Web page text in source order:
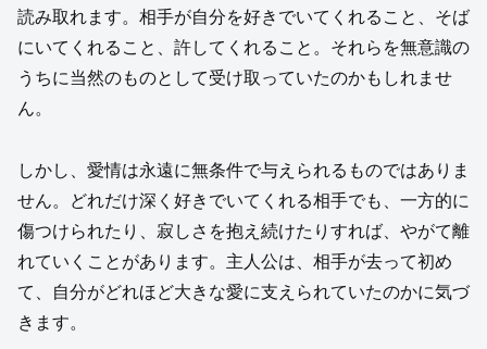
読み取れます。相手が自分を好きでいてくれること、そば
にいてくれること、許してくれること。それらを無意識の
うちに当然のものとして受け取っていたのかもしれませ
ん。
しかし、愛情は永遠に無条件で与えられるものではありま
せん。どれだけ深く好きでいてくれる相手でも、一方的に
傷つけられたり、寂しさを抱え続けたりすれば、やがて離
れていくことがあります。主人公は、相手が去って初め
て、自分がどれほど大きな愛に支えられていたのかに気づ
きます。